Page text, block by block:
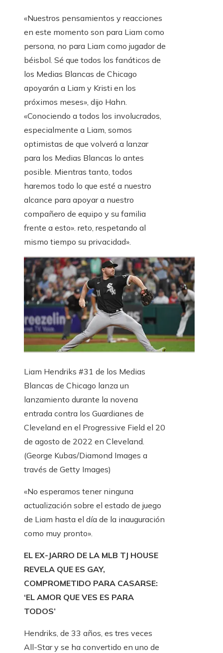
«Nuestros pensamientos y reacciones
en este momento son para Liam como
persona, no para Liam como jugador de
béisbol. Sé que todos los fanáticos de
los Medias Blancas de Chicago
apoyarán a Liam y Kristi en los
próximos meses», dijo Hahn.
«Conociendo a todos los involucrados,
especialmente a Liam, somos
optimistas de que volverá a lanzar
para los Medias Blancas lo antes
posible. Mientras tanto, todos
haremos todo lo que esté a nuestro
alcance para apoyar a nuestro
compañero de equipo y su familia
frente a esto». reto, respetando al
mismo tiempo su privacidad».
Liam Hendriks #31 de los Medias
Blancas de Chicago lanza un
lanzamiento durante la novena
entrada contra los Guardianes de
Cleveland en el Progressive Field el 20
de agosto de 2022 en Cleveland.
(George Kubas/Diamond Images a
través de Getty Images)
«No esperamos tener ninguna
actualización sobre el estado de juego
de Liam hasta el día de la inauguración
como muy pronto».
EL EX-JARRO DE LA MLB TJ HOUSE
REVELA QUE ES GAY,
COMPROMETIDO PARA CASARSE:
‘EL AMOR QUE VES ES PARA
TODOS’
Hendriks, de 33 años, es tres veces
All-Star y se ha convertido en uno de